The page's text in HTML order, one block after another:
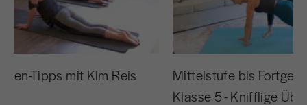
Tipps mit Kim Reis
Mittelstufe bis
Klasse 5 - Knifflige